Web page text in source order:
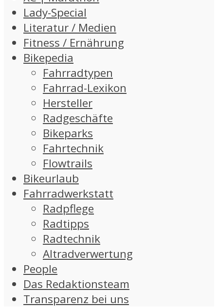
Lady-Special
Literatur / Medien
Fitness / Ernährung
Bikepedia
Fahrradtypen
Fahrrad-Lexikon
Hersteller
Radgeschäfte
Bikeparks
Fahrtechnik
Flowtrails
Bikeurlaub
Fahrradwerkstatt
Radpflege
Radtipps
Radtechnik
Altradverwertung
People
Das Redaktionsteam
Transparenz bei uns